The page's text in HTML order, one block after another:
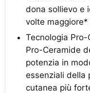
dona sollievo e
volte maggiore*
Tecnologia
Pro-Ceramide
potenzia in
essenziali della
cutanea più